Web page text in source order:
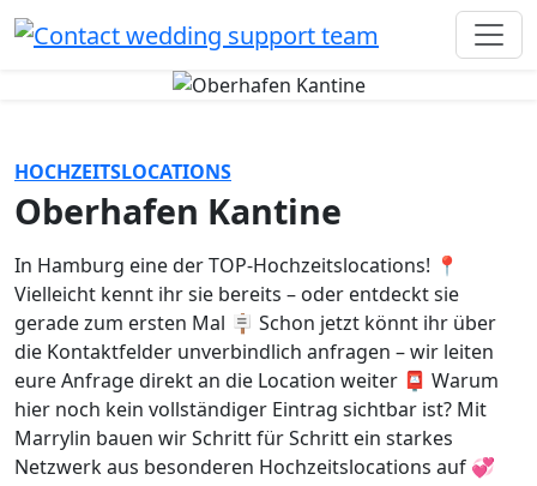
HOCHZEITSLOCATIONS
Oberhafen Kantine
In Hamburg eine der TOP-Hochzeitslocations! 📍
Vielleicht kennt ihr sie bereits – oder entdeckt sie
gerade zum ersten Mal 🪧 Schon jetzt könnt ihr über
die Kontaktfelder unverbindlich anfragen – wir leiten
eure Anfrage direkt an die Location weiter 📮 Warum
hier noch kein vollständiger Eintrag sichtbar ist? Mit
Marrylin bauen wir Schritt für Schritt ein starkes
Netzwerk aus besonderen Hochzeitslocations auf 💞